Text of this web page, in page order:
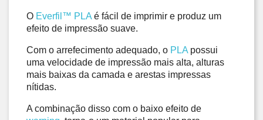
O Everfil™ PLA é fácil de imprimir e produz um
efeito de impressão suave.
Com o arrefecimento adequado, o PLA possui
uma velocidade de impressão mais alta, alturas
mais baixas da camada e arestas impressas
nítidas.